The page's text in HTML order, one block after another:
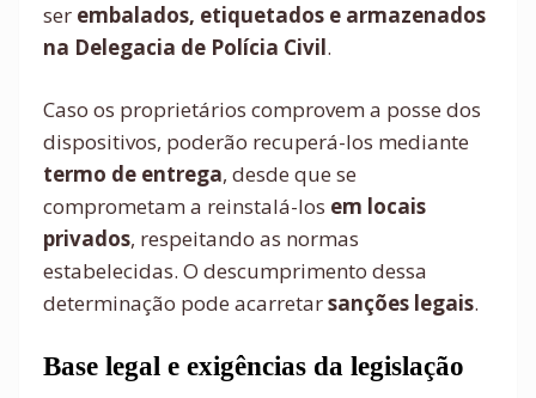
ser embalados, etiquetados e armazenados
na Delegacia de Polícia Civil.
Caso os proprietários comprovem a posse dos
dispositivos, poderão recuperá-los mediante
termo de entrega, desde que se
comprometam a reinstalá-los em locais
privados, respeitando as normas
estabelecidas. O descumprimento dessa
determinação pode acarretarsanções legais.
Base legal e exigências da legislação